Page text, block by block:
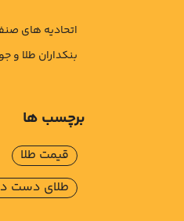
اتحادیه های
بنکداران طلا و
برچسب ها
قیمت طلا
طلای دست